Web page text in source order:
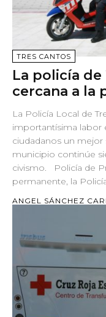
TRES CANTOS
La policía de
cercana a la
La Policía Local de
importantísima labor
ciudadanos un mejor
municipio continúe
civismo. Policía de
permanente, la
ANGEL SÁNCHEZ